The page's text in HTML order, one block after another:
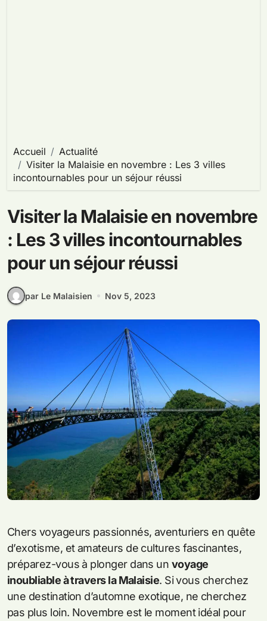
Accueil
Actualité
Visiter la Malaisie en novembre : Les 3 villes
incontournables pour un séjour réussi
Visiter la Malaisie en novembre
: Les 3 villes incontournables
pour un séjour réussi
par Le Malaisien Nov 5, 2023
Chers voyageurs passionnés, aventuriers en quête
d’exotisme, et amateurs de cultures fascinantes,
préparez-vous à plonger dans un voyage
inoubliable à travers la Malaisie. Si vous cherchez
une destination d’automne exotique, ne cherchez
pas plus loin. Novembre est le moment idéal pour